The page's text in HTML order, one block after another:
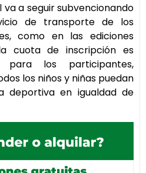
a seguir subvencionando
de transporte de los
como en las ediciones
cuota de inscripción es
para los participantes,
los niños y niñas puedan
deportiva en igualdad de